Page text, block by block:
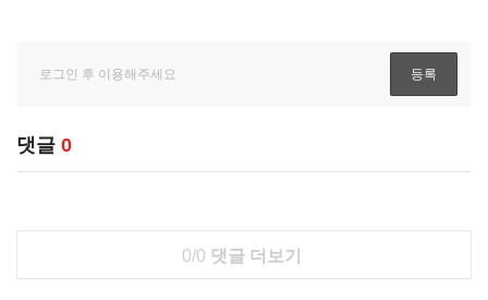
댓글 0
0/0 댓글 더보기